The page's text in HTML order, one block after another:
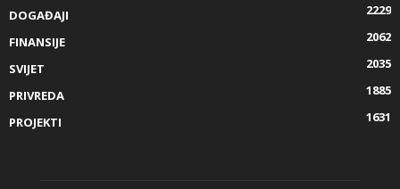
DOGAĐAJI
2229
FINANSIJE
2062
SVIJET
2035
PRIVREDA
1885
PROJEKTI
1631